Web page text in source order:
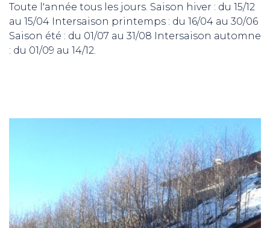
Toute l'année tous les jours. Saison hiver : du 15/12
au 15/04 Intersaison printemps : du 16/04 au 30/06
Saison été : du 01/07 au 31/08 Intersaison automne
: du 01/09 au 14/12.